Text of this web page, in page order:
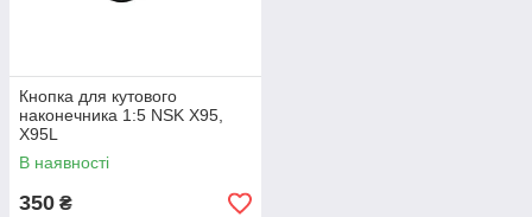
Кнопка для кутового
наконечника 1:5 NSK X95,
X95L
В наявності
350 ₴